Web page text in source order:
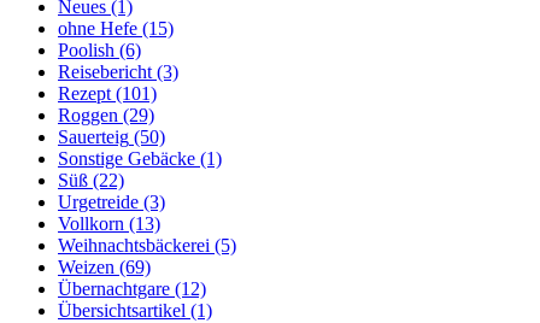
Neues (1)
ohne Hefe (15)
Poolish (6)
Reisebericht (3)
Rezept (101)
Roggen (29)
Sauerteig (50)
Sonstige Gebäcke (1)
Süß (22)
Urgetreide (3)
Vollkorn (13)
Weihnachtsbäckerei (5)
Weizen (69)
Übernachtgare (12)
Übersichtsartikel (1)